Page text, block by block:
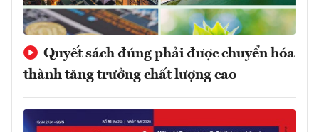
Quyết sách đúng phải được chuyển hóa
thành tăng trưởng chất lượng cao